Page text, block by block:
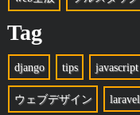
Tag
django tips javascript
ウェブデザイン laravel